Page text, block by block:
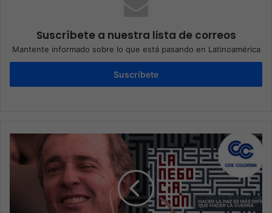
Suscríbete a nuestra lista de correos
Mantente informado sobre lo que está pasando en Latinoamérica
Suscríbete